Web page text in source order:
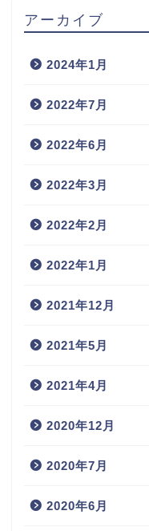
アーカイブ
2024年1月
2022年7月
2022年6月
2022年3月
2022年2月
2022年1月
2021年12月
2021年5月
2021年4月
2020年12月
2020年7月
2020年6月